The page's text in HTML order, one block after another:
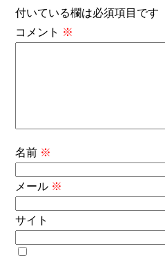
付いている欄は必須項目です
コメント ※
名前 ※
メール ※
サイト